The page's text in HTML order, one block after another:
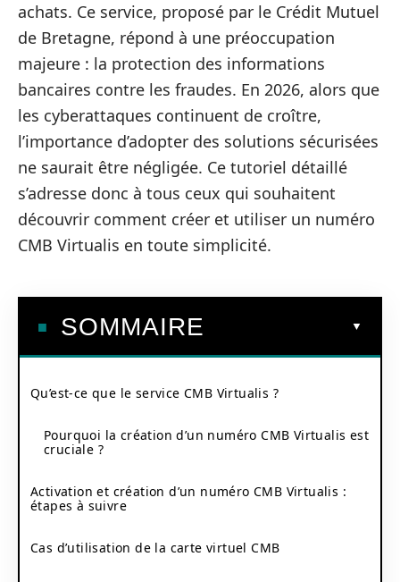
achats. Ce service, proposé par le Crédit Mutuel
de Bretagne, répond à une préoccupation
majeure : la protection des informations
bancaires contre les fraudes. En 2026, alors que
les cyberattaques continuent de croître,
l’importance d’adopter des solutions sécurisées
ne saurait être négligée. Ce tutoriel détaillé
s’adresse donc à tous ceux qui souhaitent
découvrir comment créer et utiliser un numéro
CMB Virtualis en toute simplicité.
SOMMAIRE
Qu’est-ce que le service CMB Virtualis ?
Pourquoi la création d’un numéro CMB Virtualis est
cruciale ?
Activation et création d’un numéro CMB Virtualis :
étapes à suivre
Cas d’utilisation de la carte virtuel CMB